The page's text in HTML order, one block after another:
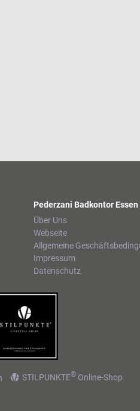
Pederzani Badkontor Essen
Über Uns
Webseite
Allgemeine
Impressum
Datenschutz
STILPUNKTE® Online-Shop